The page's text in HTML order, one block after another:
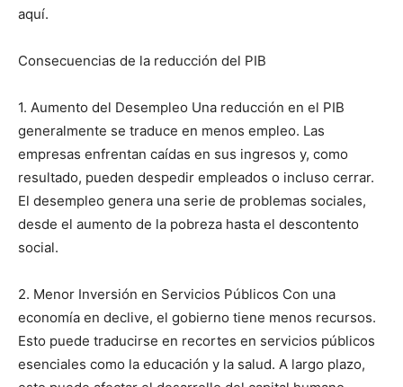
aquí.
Consecuencias de la reducción del PIB
1. Aumento del Desempleo Una reducción en el PIB
generalmente se traduce en menos empleo. Las
empresas enfrentan caídas en sus ingresos y, como
resultado, pueden despedir empleados o incluso cerrar.
El desempleo genera una serie de problemas sociales,
desde el aumento de la pobreza hasta el descontento
social.
2. Menor Inversión en Servicios Públicos Con una
economía en declive, el gobierno tiene menos recursos.
Esto puede traducirse en recortes en servicios públicos
esenciales como la educación y la salud. A largo plazo,